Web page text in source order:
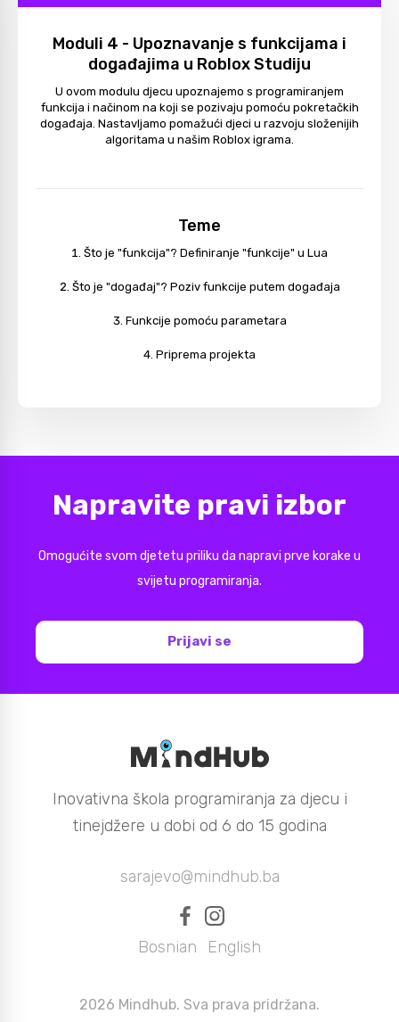
Moduli 4 - Upoznavanje s funkcijama i
događajima u Roblox Studiju
U ovom modulu djecu upoznajemo s programiranjem
funkcija i načinom na koji se pozivaju pomoću pokretačkih
događaja. Nastavljamo pomažući djeci u razvoju složenijih
algoritama u našim Roblox igrama.
Teme
Što je "funkcija"? Definiranje "funkcije" u Lua
Što je "događaj"? Poziv funkcije putem događaja
Funkcije pomoću parametara
Priprema projekta
Napravite pravi izbor
Omogućite svom djetetu priliku da napravi prve korake u
svijetu programiranja.
Prijavi se
Inovativna škola programiranja za djecu i
tinejdžere u dobi od 6 do 15 godina
sarajevo@mindhub.ba
Bosnian English
2026 Mindhub. Sva prava pridržana.